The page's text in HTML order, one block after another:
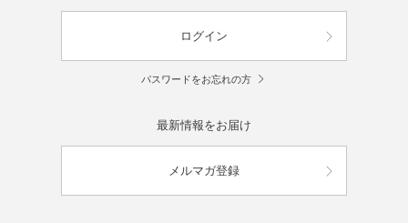
ログイン
パスワードをお忘れの方
最新情報をお届け
メルマガ登録